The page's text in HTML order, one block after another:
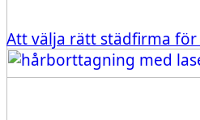
Att välja rätt städfirma